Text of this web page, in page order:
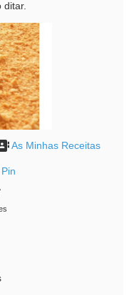
ditar.
As Minhas Receitas